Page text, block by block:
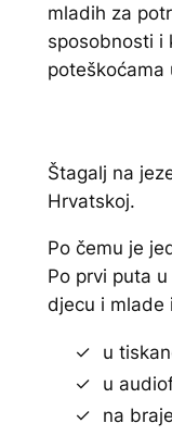
mladih za
sposobnosti i
poteškoćama
Štagalj na
Hrvatskoj.
Po čemu je
Po prvi puta
djecu i mlade
u
u
na